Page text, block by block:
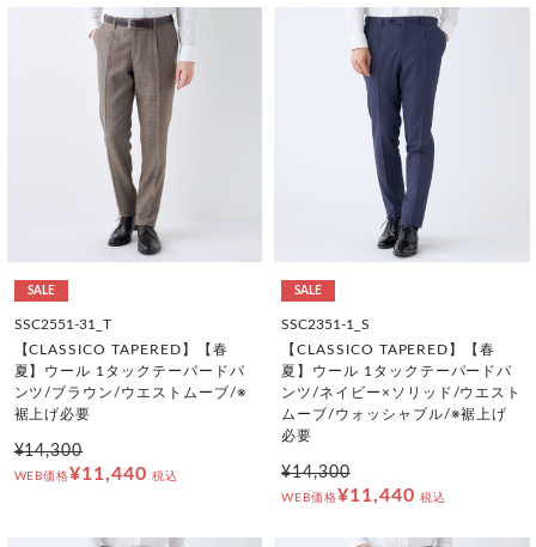
SALE
SSC2551-31_T
【CLASSICO TAPERED】【春
夏】ウール 1タックテーパードパ
ンツ/ブラウン/ウエストムーブ/※
裾上げ必要
¥14,300
WEB価格¥11,440 税込
SALE
SSC2351-1_S
【CLASSICO TAPERED】【春
夏】ウール 1タックテーパードパ
ンツ/ネイビー×ソリッド/ウエスト
ムーブ/ウォッシャブル/※裾上げ
必要
¥14,300
WEB価格¥11,440 税込